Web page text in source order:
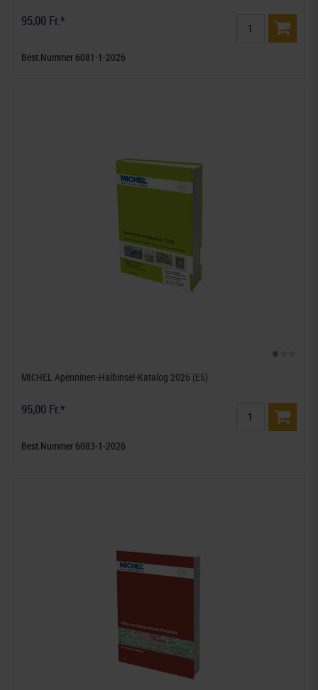
95,00 Fr.*
Best.Nummer 6081-1-2026
MICHEL Apenninen-Halbinsel-Katalog 2026 (E5)
95,00 Fr.*
Best.Nummer 6083-1-2026